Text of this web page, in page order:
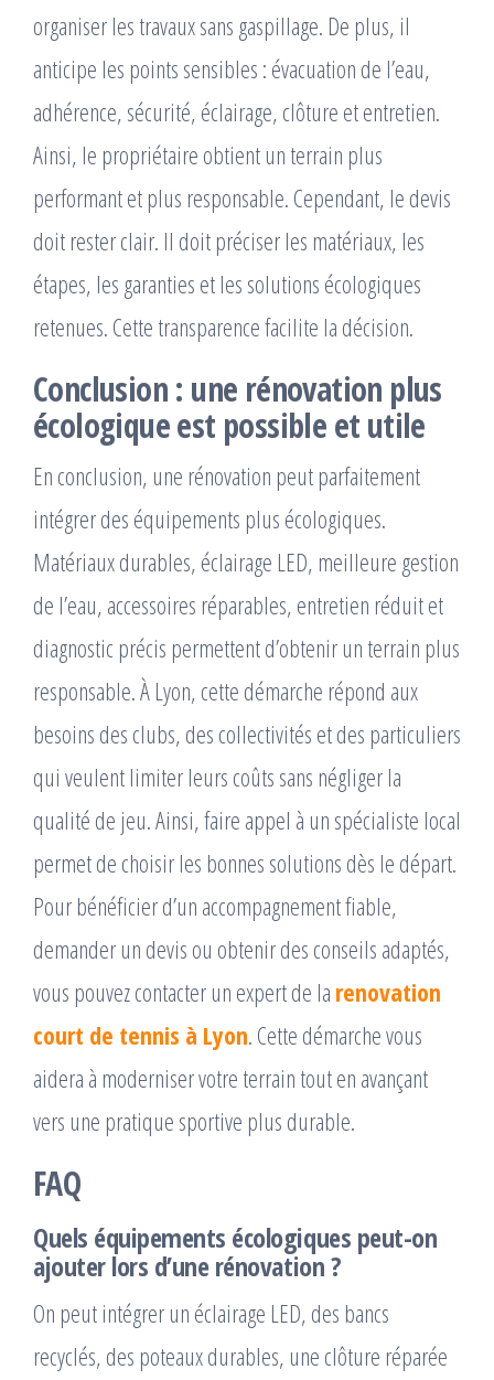
organiser les travaux sans gaspillage. De plus, il
anticipe les points sensibles : évacuation de l’eau,
adhérence, sécurité, éclairage, clôture et entretien.
Ainsi, le propriétaire obtient un terrain plus
performant et plus responsable. Cependant, le devis
doit rester clair. Il doit préciser les matériaux, les
étapes, les garanties et les solutions écologiques
retenues. Cette transparence facilite la décision.
Conclusion : une rénovation plus
écologique est possible et utile
En conclusion, une rénovation peut parfaitement
intégrer des équipements plus écologiques.
Matériaux durables, éclairage LED, meilleure gestion
de l’eau, accessoires réparables, entretien réduit et
diagnostic précis permettent d’obtenir un terrain plus
responsable. À Lyon, cette démarche répond aux
besoins des clubs, des collectivités et des particuliers
qui veulent limiter leurs coûts sans négliger la
qualité de jeu. Ainsi, faire appel à un spécialiste local
permet de choisir les bonnes solutions dès le départ.
Pour bénéficier d’un accompagnement fiable,
demander un devis ou obtenir des conseils adaptés,
vous pouvez contacter un expert de la renovation
court de tennis à Lyon. Cette démarche vous
aidera à moderniser votre terrain tout en avançant
vers une pratique sportive plus durable.
FAQ
Quels équipements écologiques peut-on
ajouter lors d’une rénovation ?
On peut intégrer un éclairage LED, des bancs
recyclés, des poteaux durables, une clôture réparée